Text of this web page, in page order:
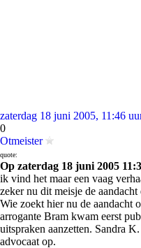
zaterdag 18 juni 2005, 11:46
0
Otmeister
quote:
Op zaterdag 18 juni 2005
ik vind het maar een vaag
zeker nu dit meisje de
Wie zoekt hier nu de aandacht
arrogante Bram kwam eerst
uitspraken aanzetten. Sandra
advocaat op.